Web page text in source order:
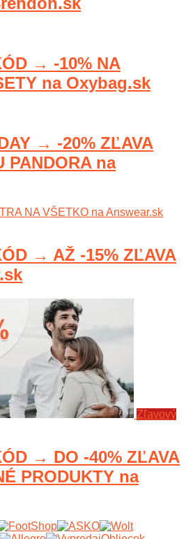
→ -10% NA
na Oxybag.sk
→ -20% ZĽAVA
PANDORA na
→ AŽ -15% ZĽAVA
Zľavový
→ DO -40% ZĽAVA
PRODUKTY na